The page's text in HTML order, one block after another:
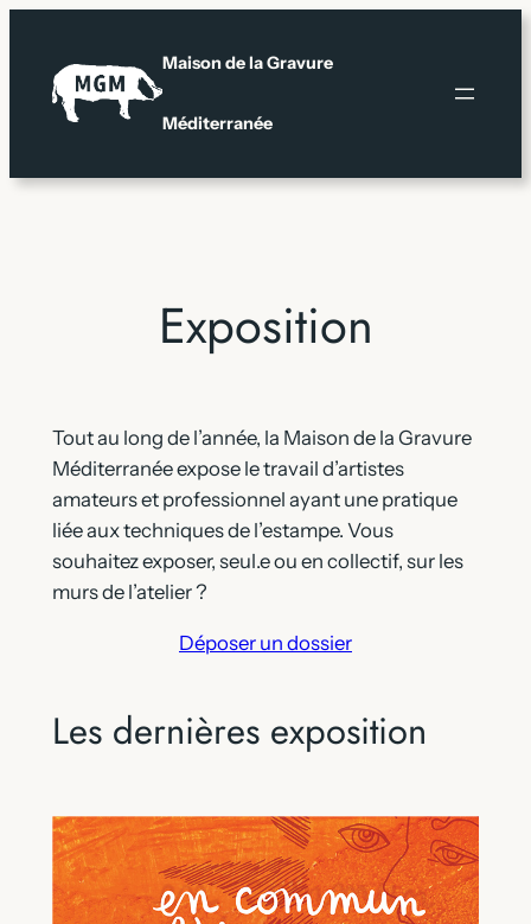
contenu
Maison de la Gravure
Méditerranée
Exposition
Tout au long de l’année, la Maison de la Gravure
Méditerranée expose le travail d’artistes
amateurs et professionnel ayant une pratique
liée aux techniques de l’estampe. Vous
souhaitez exposer, seul.e ou en collectif, sur les
murs de l’atelier ?
Déposer un dossier
Les dernières exposition